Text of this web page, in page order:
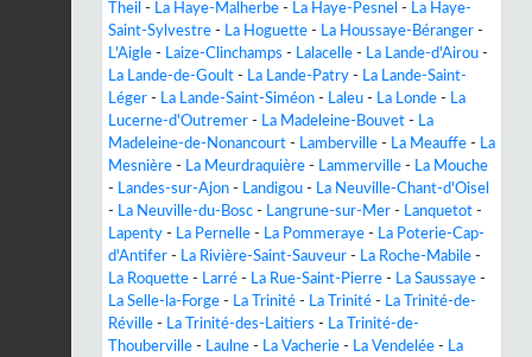
Theil - La Haye-Malherbe - La Haye-Pesnel - La Haye-
Saint-Sylvestre - La Hoguette - La Houssaye-Béranger -
L'Aigle - Laize-Clinchamps - Lalacelle - La Lande-d'Airou -
La Lande-de-Goult - La Lande-Patry - La Lande-Saint-
Léger - La Lande-Saint-Siméon - Laleu - La Londe - La
Lucerne-d'Outremer - La Madeleine-Bouvet - La
Madeleine-de-Nonancourt - Lamberville - La Meauffe - La
Mesnière - La Meurdraquière - Lammerville - La Mouche
- Landes-sur-Ajon - Landigou - La Neuville-Chant-d'Oisel
- La Neuville-du-Bosc - Langrune-sur-Mer - Lanquetot -
Lapenty - La Pernelle - La Pommeraye - La Poterie-Cap-
d'Antifer - La Rivière-Saint-Sauveur - La Roche-Mabile -
La Roquette - Larré - La Rue-Saint-Pierre - La Saussaye -
La Selle-la-Forge - La Trinité - La Trinité - La Trinité-de-
Réville - La Trinité-des-Laitiers - La Trinité-de-
Thouberville - Laulne - La Vacherie - La Vendelée - La